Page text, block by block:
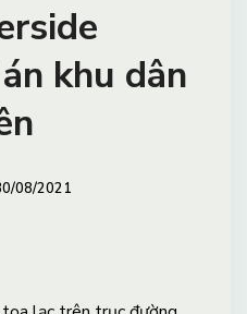
khu dân
08/2021